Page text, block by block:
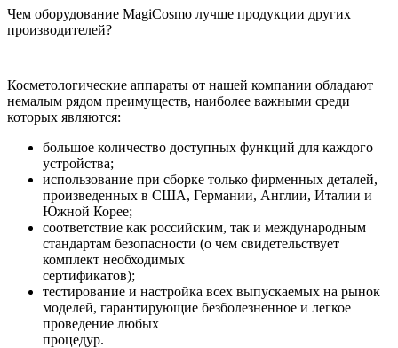
Чем оборудование MagiCosmo лучше продукции других
производителей?
Косметологические аппараты от нашей компании обладают
немалым рядом преимуществ, наиболее важными среди
которых являются:
большое количество доступных функций для каждого
устройства;
использование при сборке только фирменных деталей,
произведенных в США, Германии, Англии, Италии и
Южной Корее;
соответствие как российским, так и международным
стандартам безопасности (о чем свидетельствует
комплект необходимых
сертификатов);
тестирование и настройка всех выпускаемых на рынок
моделей, гарантирующие безболезненное и легкое
проведение любых
процедур.